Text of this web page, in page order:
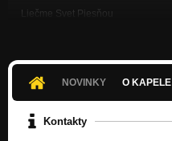
Liečme Svet Piesňou
Organ Fugue
Nezařazeno
NOVINKY O KAPELE
Kontakty